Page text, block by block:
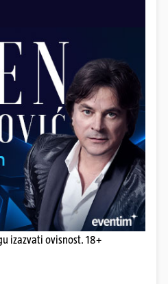
izazvati ovisnost. 18+